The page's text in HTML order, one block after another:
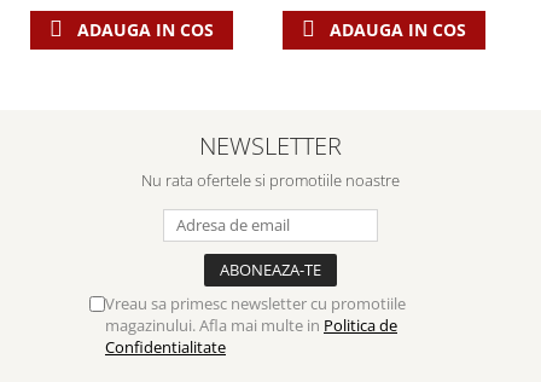
ADAUGA IN COS ADAUGA IN COS
NEWSLETTER
Nu rata ofertele si promotiile noastre
Vreau sa primesc newsletter cu promotiile
magazinului. Afla mai multe in Politica de
Confidentialitate